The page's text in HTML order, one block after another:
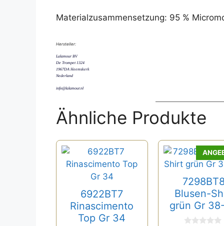
Materialzusammensetzung: 95 %
Hersteller:
Lalamour BV
De Trompet 1324
1967DA Heemskerk
Nederland
info@lalamour.nl
Ähnliche Produkte
6922BT7
Rinascimento
Top Gr 34
Blusen-
grün Gr